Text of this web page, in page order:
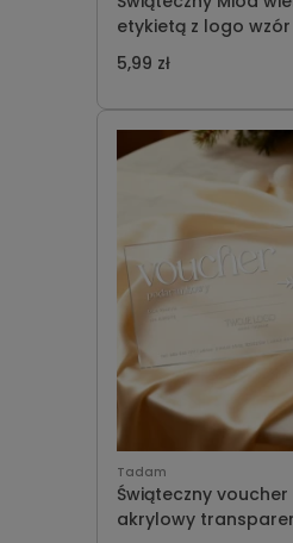
etykietą z logo wzór
5,99 zł
Tadam
Świąteczny
akrylowy transparentny lub